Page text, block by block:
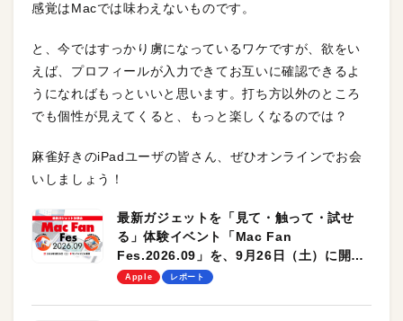
感覚はMacでは味わえないものです。
と、今ではすっかり虜になっているワケですが、欲をい
えば、プロフィールが入力できてお互いに確認できるよ
うになればもっといいと思います。打ち方以外のところ
でも個性が見えてくると、もっと楽しくなるのでは？
麻雀好きのiPadユーザの皆さん、ぜひオンラインでお会
いしましょう！
最新ガジェットを「見て・触って・試せ
る」体験イベント「Mac Fan
Fes.2026.09」を、9月26日（土）に開催
します！
Apple レポート